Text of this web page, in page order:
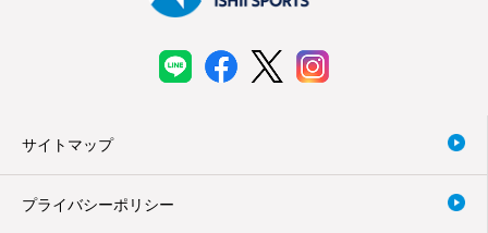
サイトマップ
プライバシーポリシー